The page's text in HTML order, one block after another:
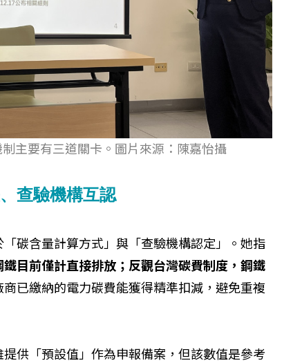
主要有三道關卡。圖片來源：陳嘉怡攝
查驗機構互認
碳含量計算方式」與「查驗機構認定」。她指
鐵目前僅計直接排放；反觀台灣碳費制度，鋼鐵
商已繳納的電力碳費能獲得精準扣減，避免重複
供「預設值」作為申報備案，但該數值是參考
轉折點？ 醫務社
實故事
【故事精華】從黑暗到光明 見證醫務
社工如何改變生命的故事